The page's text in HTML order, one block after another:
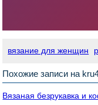
вязание для женщин
Похожие записи на
Вязаная безрукавка и